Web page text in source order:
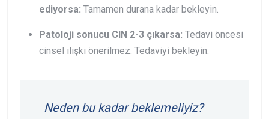
ediyorsa: Tamamen durana kadar bekleyin.
Patoloji sonucu CIN 2-3 çıkarsa: Tedavi öncesi
cinsel ilişki önerilmez. Tedaviyi bekleyin.
Neden bu kadar beklemeliyiz?